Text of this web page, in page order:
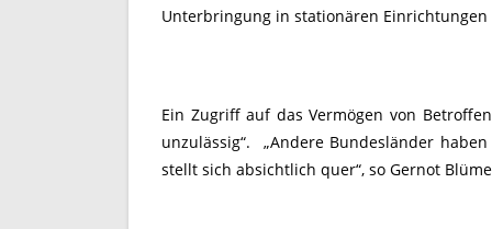
Unterbringung in stationären
Ein Zugriff auf das Vermögen von
unzulässig“. „Andere Bundesländer
stellt sich absichtlich quer“, so Gernot